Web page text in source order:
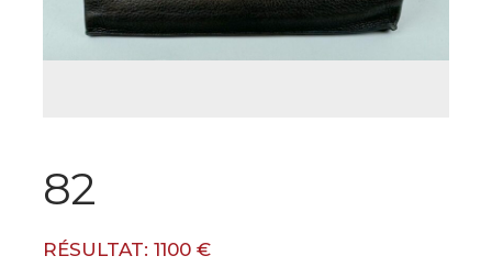
82
RÉSULTAT: 1100 €